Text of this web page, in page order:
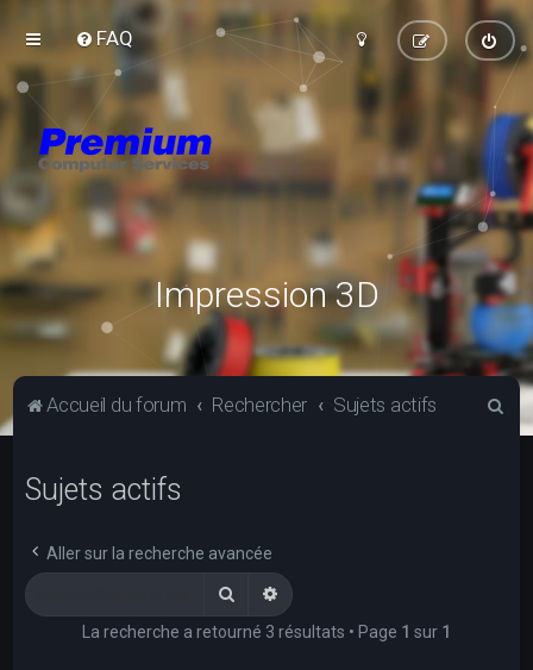
FAQ
Impression 3D
Accueil du forum Rechercher Sujets actifs
Sujets actifs
Aller sur la recherche avancée
RechercherRecherche avancée
La recherche a retourné 3 résultats • Page 1 sur 1